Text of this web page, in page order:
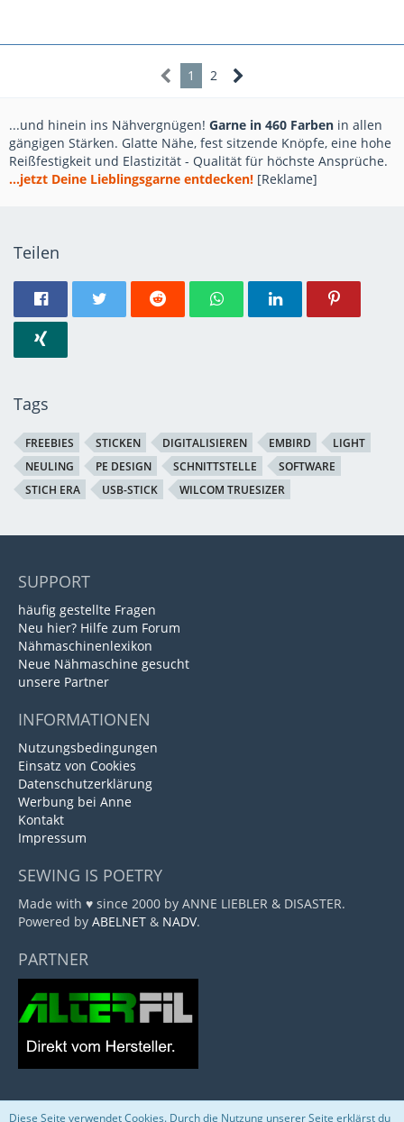
1 2
...und hinein ins Nähvergnügen! Garne in 460 Farben in allen
gängigen Stärken. Glatte Nähe, fest sitzende Knöpfe, eine hohe
Reißfestigkeit und Elastizität - Qualität für höchste Ansprüche.
...jetzt Deine Lieblingsgarne entdecken! [Reklame]
Teilen
Tags
FREEBIES STICKEN DIGITALISIEREN EMBIRD
LIGHT
NEULING
PE DESIGN SCHNITTSTELLE
SOFTWARE
STICH ERA
USB-STICK WILCOM TRUESIZER
SUPPORT
häufig gestellte Fragen
Neu hier? Hilfe zum Forum
Nähmaschinenlexikon
Neue Nähmaschine gesucht
unsere Partner
INFORMATIONEN
Nutzungsbedingungen
Einsatz von Cookies
Datenschutzerklärung
Werbung bei Anne
Kontakt
Impressum
SEWING IS POETRY
Made with ♥ since 2000 by ANNE LIEBLER & DISASTER.
Powered by ABELNET & NADV.
PARTNER
Diese Seite verwendet Cookies. Durch die Nutzung unserer Seite erklärst du